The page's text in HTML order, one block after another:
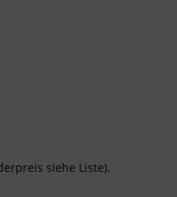
siehe Liste).